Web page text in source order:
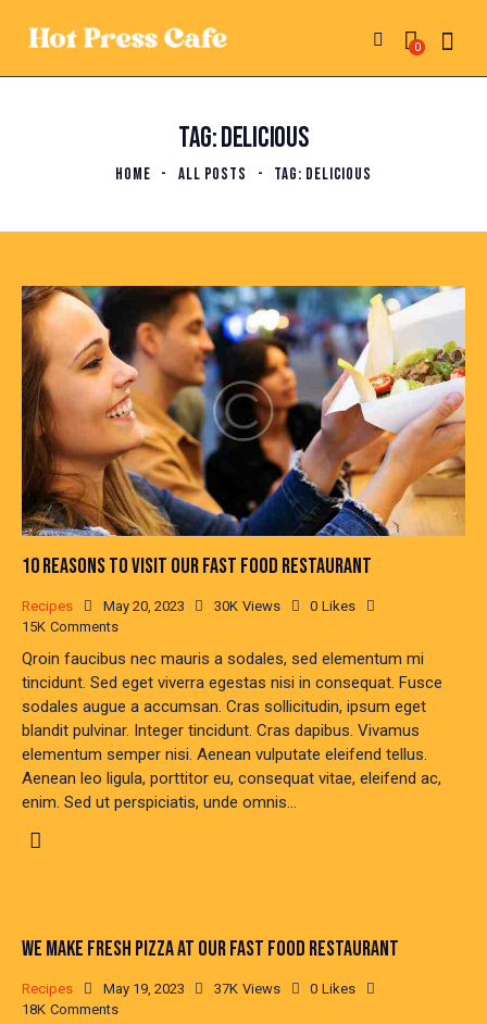
0
TAG: DELICIOUS
HOME ALL POSTS TAG: DELICIOUS
10 REASONS TO VISIT OUR FAST FOOD RESTAURANT
Recipes May 20, 2023 30K Views 0 Likes
15K Comments
Qroin faucibus nec mauris a sodales, sed elementum mi
tincidunt. Sed eget viverra egestas nisi in consequat. Fusce
sodales augue a accumsan. Cras sollicitudin, ipsum eget
blandit pulvinar. Integer tincidunt. Cras dapibus. Vivamus
elementum semper nisi. Aenean vulputate eleifend tellus.
Aenean leo ligula, porttitor eu, consequat vitae, eleifend ac,
enim. Sed ut perspiciatis, unde omnis…
WE MAKE FRESH PIZZA AT OUR FAST FOOD RESTAURANT
Recipes May 19, 2023 37K Views 0 Likes
18K Comments